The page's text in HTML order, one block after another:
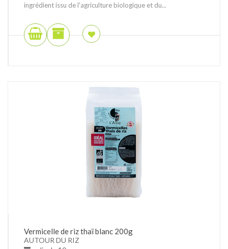
ingrédient issu de l'agriculture biologique et du...
Vermicelle de riz thaï blanc 200g
AUTOUR DU RIZ